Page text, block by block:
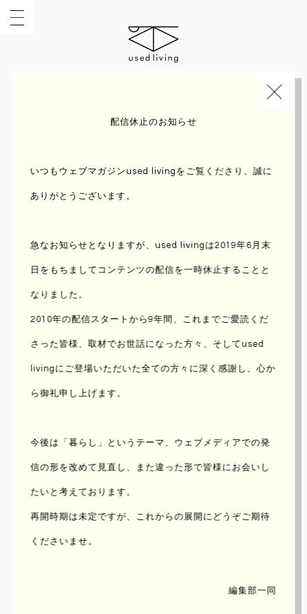
配信休止のお知らせ
いつもウェブマガジンused livingをご覧くださり、誠に
ありがとうございます。
急なお知らせとなりますが、used livingは2019年6月末
日をもちまして コンテンツの配信を一時休止することと
なりました。
2010年の配信スタートから9年間、これまでご愛読くだ
さった皆様、取材でお世話になった方々、 そしてused
livingにご登場いただいた全ての方々に深く感謝し、心か
ら御礼申し上げます。
今後は「暮らし」というテーマ、ウェブメディアでの発
信の形を改めて見直し、 また違った形で皆様にお会いし
たいと考えております。
再開時期は未定ですが、これからの展開にどうぞご期待
くださいませ。
編集部一同
大村 剛 陶磁器展 開催 うつわ京都
やまほん